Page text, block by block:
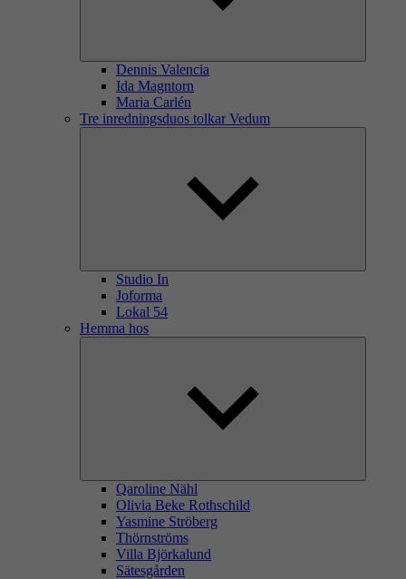
Dennis Valencia
Ida Magntorn
Maria Carlén
Tre inredningsduos tolkar Vedum
Studio In
Joforma
Lokal 54
Hemma hos
Qaroline Nähl
Olivia Beke Rothschild
Yasmine Ströberg
Thörnströms
Villa Björkalund
Sätesgården